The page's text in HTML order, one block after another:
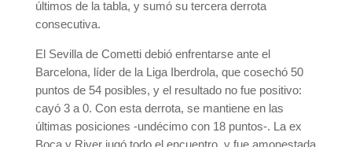
últimos de la tabla, y sumó su tercera derrota
consecutiva.
El Sevilla de Cometti debió enfrentarse ante el
Barcelona, líder de la Liga Iberdrola, que cosechó 50
puntos de 54 posibles, y el resultado no fue positivo:
cayó 3 a 0. Con esta derrota, se mantiene en las
últimas posiciones -undécimo con 18 puntos-. La ex
Boca y River jugó todo el encuentro, y fue amonestada